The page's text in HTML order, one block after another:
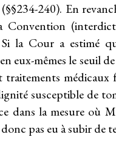
240). En
Convention
la Cour a estimé
eux-mêmes le seuil
traitements
susceptible de
dans la mesure où
pas eu à subir de